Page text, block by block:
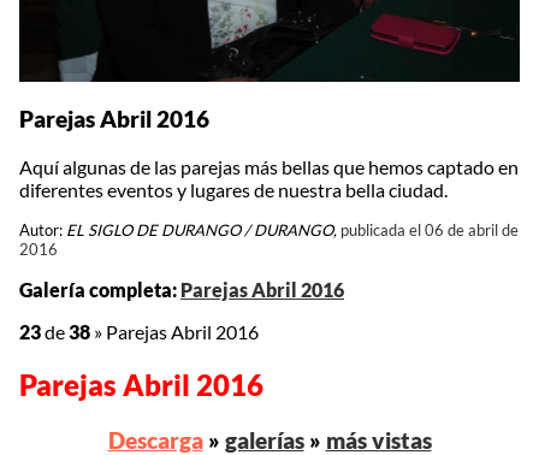
Parejas Abril 2016
Aquí algunas de las parejas más bellas que hemos captado en
diferentes eventos y lugares de nuestra bella ciudad.
Autor: EL SIGLO DE DURANGO / DURANGO, publicada el 06 de abril de
2016
Galería completa: Parejas Abril 2016
23de38 » Parejas Abril 2016
Parejas Abril 2016
Descarga» galerías» más vistas